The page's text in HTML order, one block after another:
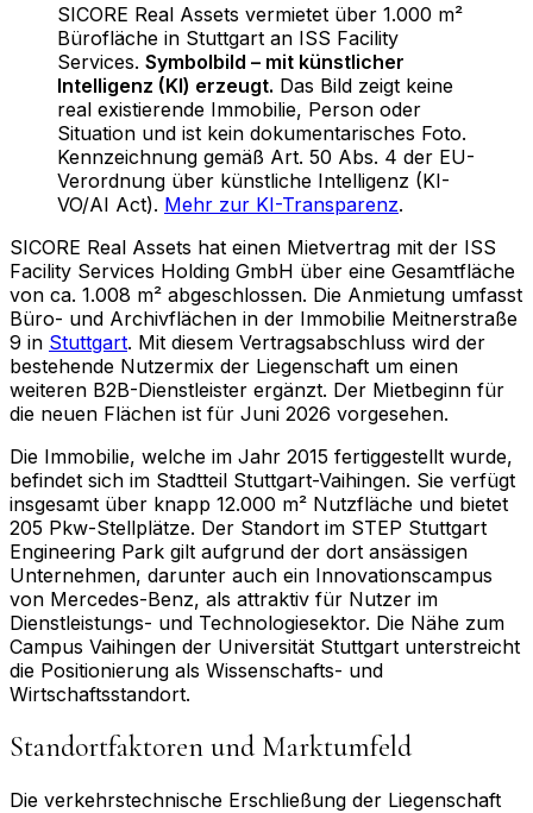
SICORE Real Assets vermietet über 1.000 m²
Bürofläche in Stuttgart an ISS Facility
Services. Symbolbild – mit künstlicher
Intelligenz (KI) erzeugt. Das Bild zeigt keine
real existierende Immobilie, Person oder
Situation und ist kein dokumentarisches Foto.
Kennzeichnung gemäß Art. 50 Abs. 4 der EU-
Verordnung über künstliche Intelligenz (KI-
VO/AI Act). Mehr zur KI-Transparenz.
SICORE Real Assets hat einen Mietvertrag mit der ISS
Facility Services Holding GmbH über eine Gesamtfläche
von ca. 1.008 m² abgeschlossen. Die Anmietung umfasst
Büro- und Archivflächen in der Immobilie Meitnerstraße
9 in Stuttgart. Mit diesem Vertragsabschluss wird der
bestehende Nutzermix der Liegenschaft um einen
weiteren B2B-Dienstleister ergänzt. Der Mietbeginn für
die neuen Flächen ist für Juni 2026 vorgesehen.
Die Immobilie, welche im Jahr 2015 fertiggestellt wurde,
befindet sich im Stadtteil Stuttgart-Vaihingen. Sie verfügt
insgesamt über knapp 12.000 m² Nutzfläche und bietet
205 Pkw-Stellplätze. Der Standort im STEP Stuttgart
Engineering Park gilt aufgrund der dort ansässigen
Unternehmen, darunter auch ein Innovationscampus
von Mercedes-Benz, als attraktiv für Nutzer im
Dienstleistungs- und Technologiesektor. Die Nähe zum
Campus Vaihingen der Universität Stuttgart unterstreicht
die Positionierung als Wissenschafts- und
Wirtschaftsstandort.
Standortfaktoren und Marktumfeld
Die verkehrstechnische Erschließung der Liegenschaft